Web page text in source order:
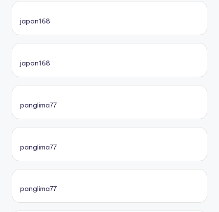
japan168
japan168
panglima77
panglima77
panglima77